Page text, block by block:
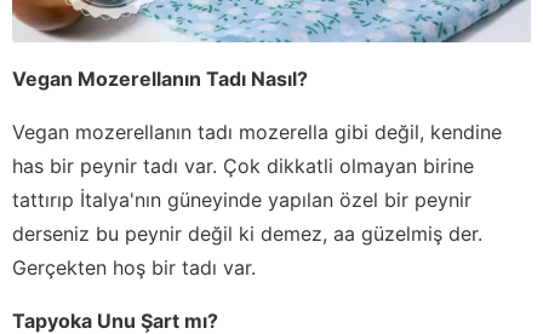
Vegan Mozerellanın Tadı Nasıl?
Vegan mozerellanın tadı mozerella gibi değil, kendine
has bir peynir tadı var. Çok dikkatli olmayan birine
tattırıp İtalya'nın güneyinde yapılan özel bir peynir
derseniz bu peynir değil ki demez, aa güzelmiş der.
Gerçekten hoş bir tadı var.
Tapyoka Unu Şart mı?